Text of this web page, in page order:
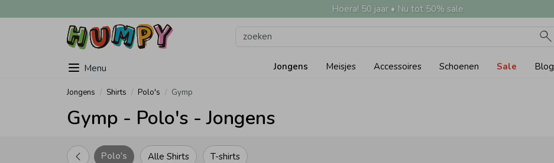
Hoera! 50 jaar • Nu tot 50% sale
Menu Jongens Meisjes Accessoires Schoenen Sale Blog
Jongens Shirts Polo's Gymp
Gymp - Polo's - Jongens
Alle Shirts
Polo's T-shirts